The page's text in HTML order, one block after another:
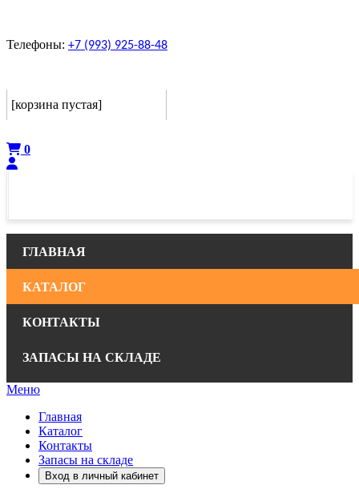
Телефоны: +7 (993) 925-88-48
[корзина пустая]
0
ГЛАВНАЯ
КАТАЛОГ
КОНТАКТЫ
ЗАПАСЫ НА СКЛАДЕ
Меню
Главная
Каталог
Контакты
Запасы на складе
Вход в личный кабинет